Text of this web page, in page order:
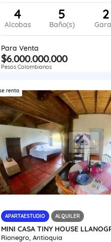
4
Alcobas
5
Baño(s)
2
Para Venta
$6.000.000.000
Pesos Colombianos
renta
APARTAESTUDIO ALQUILER
Rionegro, Antioquia